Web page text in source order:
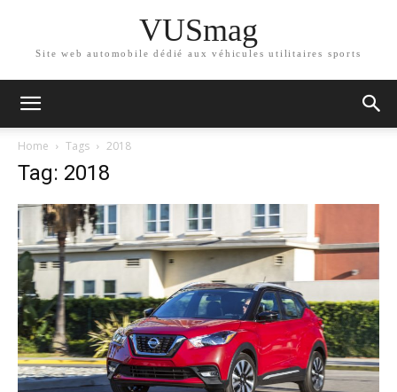
VUSmag
Site web automobile dédié aux véhicules utilitaires sports
Home Tags 2018
Tag: 2018